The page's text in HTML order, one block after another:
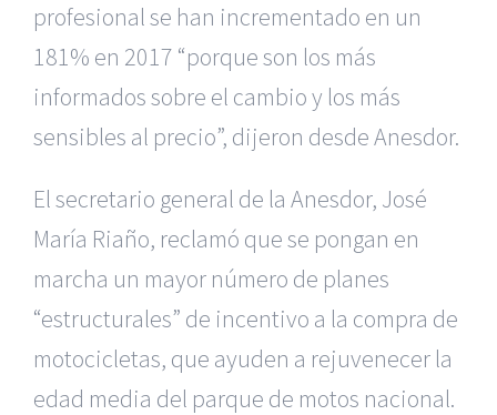
profesional se han incrementado en un
181% en 2017 “porque son los más
informados sobre el cambio y los más
sensibles al precio”, dijeron desde Anesdor.
El secretario general de la Anesdor, José
María Riaño, reclamó que se pongan en
marcha un mayor número de planes
“estructurales” de incentivo a la compra de
motocicletas, que ayuden a rejuvenecer la
edad media del parque de motos nacional.